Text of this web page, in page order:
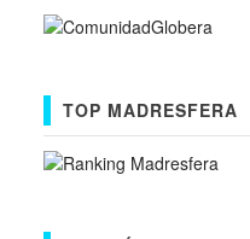
TOP MADRESFERA